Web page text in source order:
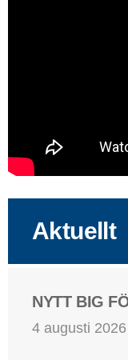
Aktuellt
NYTT BIG
4 augusti 2026